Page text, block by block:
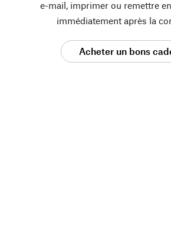
e-mail, imprimer ou remettre
immédiatement après la
Acheter un bons